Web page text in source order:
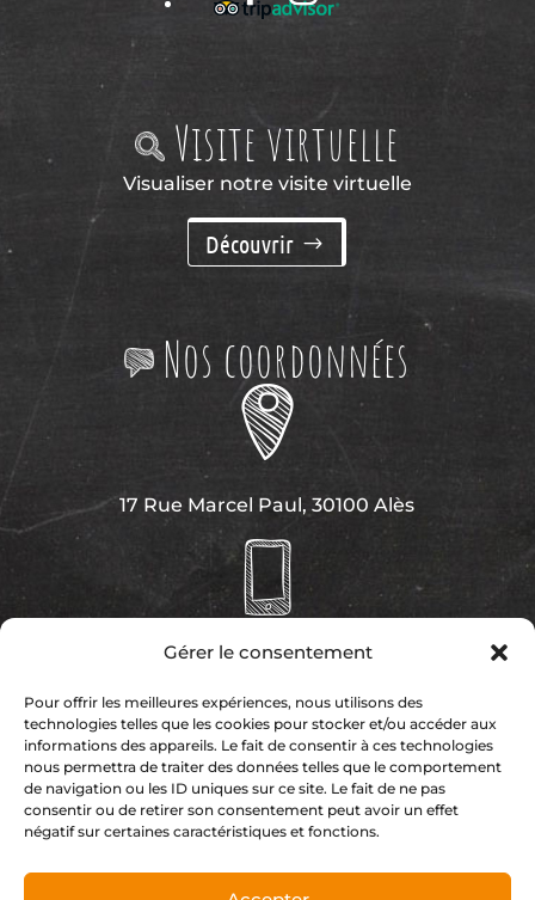
Gérer le consentement
Pour offrir les meilleures expériences, nous utilisons des
technologies telles que les cookies pour stocker et/ou accéder aux
informations des appareils. Le fait de consentir à ces technologies
nous permettra de traiter des données telles que le comportement
de navigation ou les ID uniques sur ce site. Le fait de ne pas
consentir ou de retirer son consentement peut avoir un effet
négatif sur certaines caractéristiques et fonctions.
Visite virtuelle
Visualiser notre visite virtuelle
Découvrir
Nos coordonnées
17 Rue Marcel Paul, 30100 Alès
04 66 43 35 76
urbanparc.ales@gmail.com